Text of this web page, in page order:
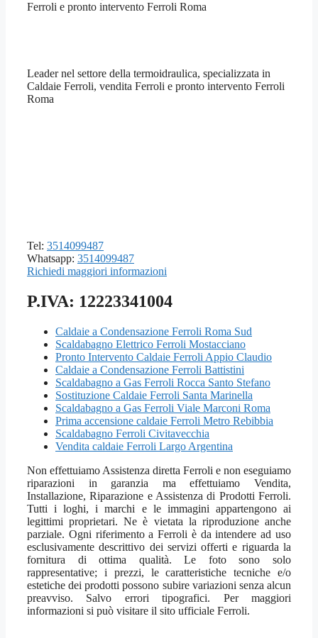
Ferroli e pronto intervento Ferroli Roma
Leader nel settore della termoidraulica, specializzata in
Caldaie Ferroli, vendita Ferroli e pronto intervento Ferroli
Roma
Tel: 3514099487
Whatsapp: 3514099487
Richiedi maggiori informazioni
P.IVA: 12223341004
Caldaie a Condensazione Ferroli Roma Sud
Scaldabagno Elettrico Ferroli Mostacciano
Pronto Intervento Caldaie Ferroli Appio Claudio
Caldaie a Condensazione Ferroli Battistini
Scaldabagno a Gas Ferroli Rocca Santo Stefano
Sostituzione Caldaie Ferroli Santa Marinella
Scaldabagno a Gas Ferroli Viale Marconi Roma
Prima accensione caldaie Ferroli Metro Rebibbia
Scaldabagno Ferroli Civitavecchia
Vendita caldaie Ferroli Largo Argentina
Non effettuiamo Assistenza diretta Ferroli e non eseguiamo
riparazioni in garanzia ma effettuiamo Vendita,
Installazione, Riparazione e Assistenza di Prodotti Ferroli.
Tutti i loghi, i marchi e le immagini appartengono ai
legittimi proprietari. Ne è vietata la riproduzione anche
parziale. Ogni riferimento a Ferroli è da intendere ad uso
esclusivamente descrittivo dei servizi offerti e riguarda la
fornitura di ottima qualità. Le foto sono solo
rappresentative; i prezzi, le caratteristiche tecniche e/o
estetiche dei prodotti possono subire variazioni senza alcun
preavviso. Salvo errori tipografici. Per maggiori
informazioni si può visitare il sito ufficiale Ferroli.